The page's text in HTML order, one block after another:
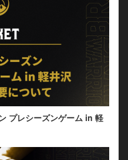
プレシーズンゲーム in 軽